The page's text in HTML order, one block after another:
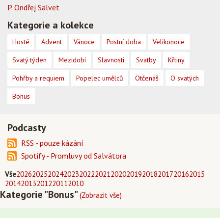
Vše202620252024202320222021202020192018201720162015
20142013201220112010
Kategorie "Bonus"(Zobrazit vše)
P. Ondřej Salvet
Kategorie a kolekce
Hosté Advent Vánoce Postní doba Velikonoce
Svatý týden Mezidobí Slavnosti Svatby Křtiny
Pohřby a requiem Popelec umělců Otčenáš O svatých
Bonus
Podcasty
RSS - pouze kázání
Spotify - Promluvy od Salvátora